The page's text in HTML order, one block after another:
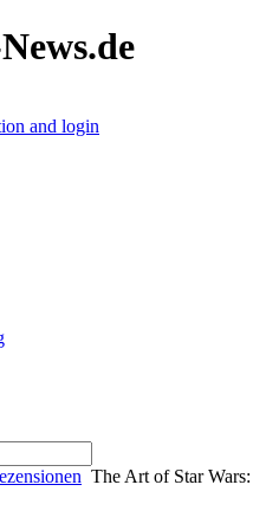
and login
The Art of Star